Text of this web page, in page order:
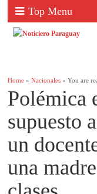
Top Menu
Home »Nacionales » You are
Polémica
supuesto
un
una